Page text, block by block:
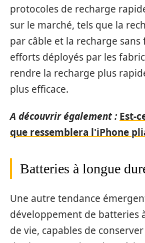
protocoles de recharge
sur le marché, tels que la
par câble et la recharge sans
efforts déployés par les
rendre la recharge plus
plus efficace.
A découvrir également : Est-
que ressemblera l'iPhone
Batteries à longue
Une autre tendance
développement de batteries
de vie, capables de